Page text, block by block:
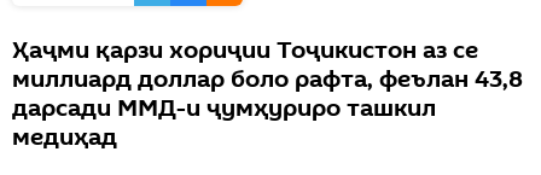
Ҳаҷми қарзи хориҷии Тоҷикистон аз се
миллиард доллар боло рафта, феълан 43,8
дарсади ММД-и ҷумҳуриро ташкил
медиҳад